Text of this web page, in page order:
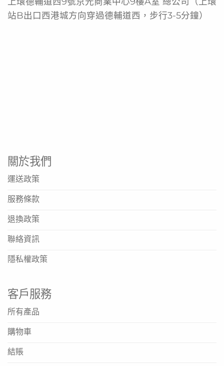
站B出口西港城方向穿過德輔道西，步行3-5分鐘）
關於我們
運送政策
服務條款
退換政策
聯絡資訊
隱私權政策
客戶服務
所有產品
購物車
結賬